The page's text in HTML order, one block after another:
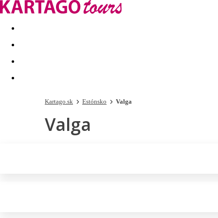
Last minute Dovolenkové kluby
Kartago.sk Estónsko Valga
Valga